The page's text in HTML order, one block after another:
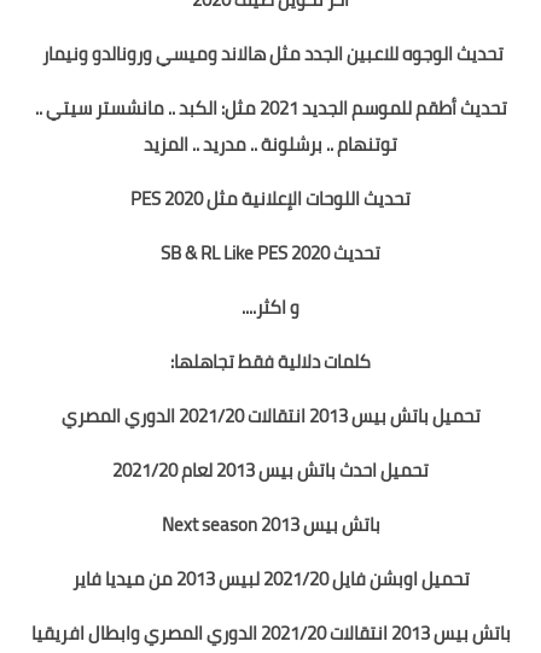
تحديث الوجوه للاعبين الجدد مثل هالاند وميسي ورونالدو ونيمار
تحديث أطقم للموسم الجديد 2021 مثل: الكبد .. مانشستر سيتي ..
توتنهام .. برشلونة .. مدريد .. المزيد
تحديث اللوحات الإعلانية مثل PES 2020
تحديث SB & RL Like PES 2020
و اكثر....
كلمات دلالية فقط تجاهلها:
تحميل باتش بيس 2013 انتقالات 2021/20 الدوري المصري
تحميل احدث باتش بيس 2013 لعام 2021/20
باتش بيس 2013 Next season
تحميل اوبشن فايل 2021/20 لبيس 2013 من ميديا فاير
باتش بيس 2013 انتقالات 2021/20 الدوري المصري وابطال افريقيا